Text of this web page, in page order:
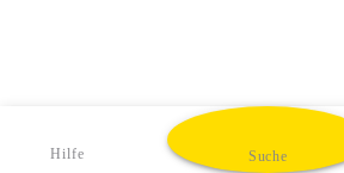
Hilfe Suche